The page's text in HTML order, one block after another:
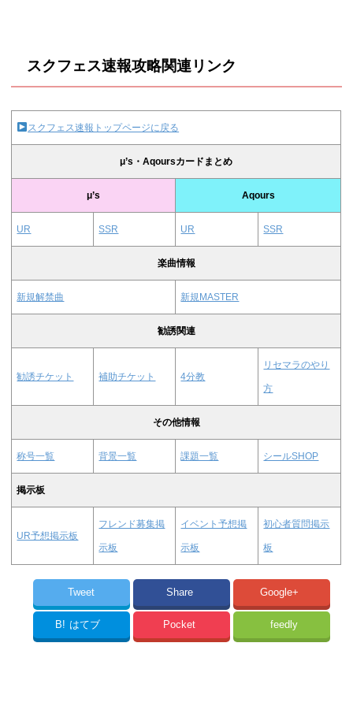
スクフェス速報攻略関連リンク
スクフェス速報トップページに戻る
μ’s・Aqoursカードまとめ
μ’s Aqours
UR SSR UR SSR
楽曲情報
新規解禁曲 新規MASTER
勧誘関連
勧誘チケット 補助チケット 4分教
リセマラのやり
方
その他情報
称号一覧 背景一覧 課題一覧 シールSHOP
掲示板
UR予想掲示板
フレンド募集掲
示板
イベント予想掲
示板
初心者質問掲示
板
Tweet Share Google+
B! はてブ Pocket feedly